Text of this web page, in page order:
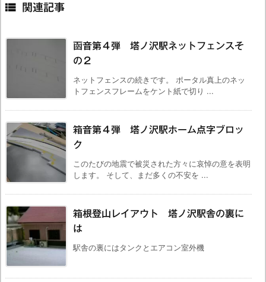
 関連記事
函音第４弾 塔ノ沢駅ネットフェンスそ
の２
ネットフェンスの続きです。 ポータル真上のネッ
トフェンスフレームをケント紙で切り ...
箱音第４弾 塔ノ沢駅ホーム点字ブロッ
ク
このたびの地震で被災された方々に哀悼の意を表明
します。 そして、まだ多くの不安を ...
箱根登山レイアウト 塔ノ沢駅舎の裏に
は
駅舎の裏にはタンクとエアコン室外機